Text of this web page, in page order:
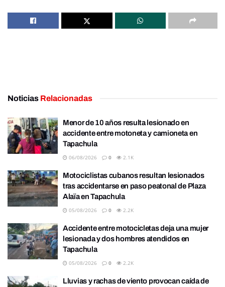
Noticias Relacionadas
Menor de 10 años resulta lesionado en
accidente entre motoneta y camioneta en
Tapachula
06/08/2026 0 2.1K
Motociclistas cubanos resultan lesionados
tras accidentarse en paso peatonal de Plaza
Alaïa en Tapachula
05/08/2026 0 2.2K
Accidente entre motocicletas deja una mujer
lesionada y dos hombres atendidos en
Tapachula
05/08/2026 0 2.2K
Lluvias y rachas de viento provocan caída de